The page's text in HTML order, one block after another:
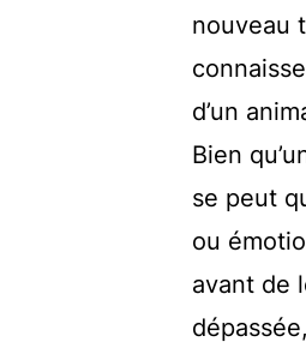
nouveau
d’un
Bien
se peut
ou
avant de